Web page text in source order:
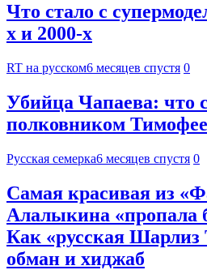
Что стало с
х и 2000-х
RT на русском6 месяцев спустя 0
Убийца Чапаева: что
полковником
Русская семерка6 месяцев спустя 0
Самая красивая из
Алалыкина «пропала
Как «русская Шарлиз
обман и хиджаб